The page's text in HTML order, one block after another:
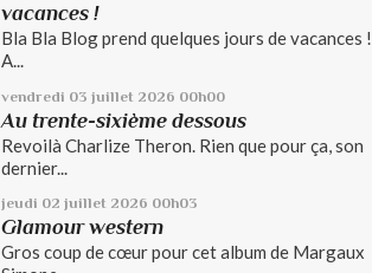
vacances !
Bla Bla Blog prend quelques jours de vacances !
A...
vendredi 03 juillet 2026 00h00
Au trente-sixième dessous
Revoilà Charlize Theron. Rien que pour ça, son
dernier...
jeudi 02 juillet 2026 00h03
Glamour western
Gros coup de cœur pour cet album de Margaux